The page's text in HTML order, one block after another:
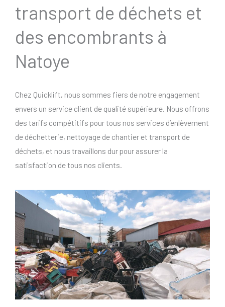
transport de déchets et
des encombrants à
Natoye
Chez Quicklift, nous sommes fiers de notre engagement
envers un service client de qualité supérieure. Nous offrons
des tarifs compétitifs pour tous nos services d’enlèvement
de déchetterie, nettoyage de chantier et transport de
déchets, et nous travaillons dur pour assurer la
satisfaction de tous nos clients.